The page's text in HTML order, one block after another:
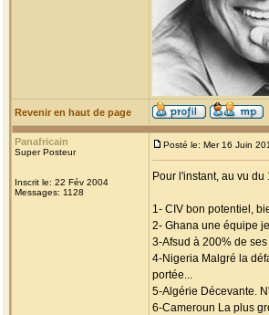
Revenir en haut de page
Panafricain
Super Posteur
Inscrit le: 22 Fév 2004
Messages: 1128
Posté le: Mer 16 Juin
Pour l'instant, au vu
1- CIV bon potentiel,
2- Ghana une équipe
3-Afsud à 200% de
4-Nigeria Malgré la
portée...
5-Algérie Décevante.
6-Cameroun La plus